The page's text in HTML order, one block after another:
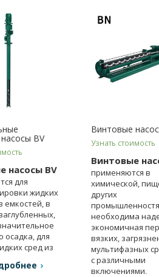
BV
насосы BV
для
жидких
емкостей, в
осадка, для
сред из
Винтовые
Узнать стоимость
Винтовые
применяются в
химической,
других
необходима
экономичная
вязких,
мультифазных
с различными
включениями.